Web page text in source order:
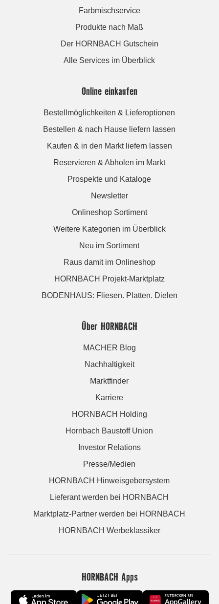
Farbmischservice
Produkte nach Maß
Der HORNBACH Gutschein
Alle Services im Überblick
Online einkaufen
Bestellmöglichkeiten & Lieferoptionen
Bestellen & nach Hause liefern lassen
Kaufen & in den Markt liefern lassen
Reservieren & Abholen im Markt
Prospekte und Kataloge
Newsletter
Onlineshop Sortiment
Weitere Kategorien im Überblick
Neu im Sortiment
Raus damit im Onlineshop
HORNBACH Projekt-Marktplatz
BODENHAUS: Fliesen. Platten. Dielen
Über HORNBACH
MACHER Blog
Nachhaltigkeit
Marktfinder
Karriere
HORNBACH Holding
Hornbach Baustoff Union
Investor Relations
Presse/Medien
HORNBACH Hinweisgebersystem
Lieferant werden bei HORNBACH
Marktplatz-Partner werden bei HORNBACH
HORNBACH Werbeklassiker
HORNBACH Apps